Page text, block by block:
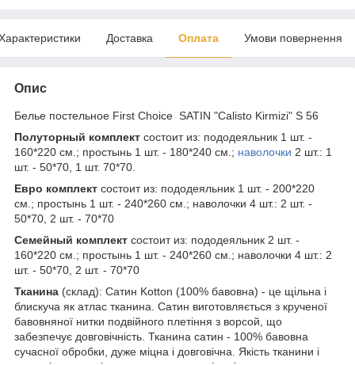
Доставка Оплата Умови повернення
Опис
Белье постельное First Choice SATIN "Calisto Kirmizi" S 56
Полуторный комплект состоит из: пододеяльник 1 шт. -
160*220 см.; простынь 1 шт. - 180*240 см.; наволочки 2 шт.: 1
шт. - 50*70, 1 шт. 70*70.
Евро комплект состоит из: пододеяльник 1 шт. - 200*220
см.; простынь 1 шт. - 240*260 см.; наволочки 4 шт.: 2 шт. -
50*70, 2 шт. - 70*70
Семейный комплект состоит из: пододеяльник 2 шт. -
160*220 см.; простынь 1 шт. - 240*260 см.; наволочки 4 шт.: 2
шт. - 50*70, 2 шт. - 70*70
Тканина (склад): Сатин Kotton (100% бавовна) - це щільна і
блискуча як атлас тканина. Сатин виготовляється з крученої
бавовняної нитки подвійного плетіння з ворсой, що
забезпечує довговічність. Тканина сатин - 100% бавовна
сучасної обробки, дуже міцна і довговічна. Якість тканини і